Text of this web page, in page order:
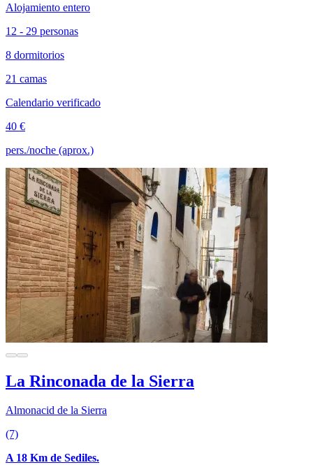
Alojamiento entero
12 - 29 personas
8 dormitorios
21 camas
Calendario verificado
40 €
pers./noche (aprox.)
La Rinconada de la Sierra
Almonacid de la Sierra
(7)
A 18 Km de Sediles.